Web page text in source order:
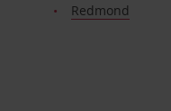
Redmond